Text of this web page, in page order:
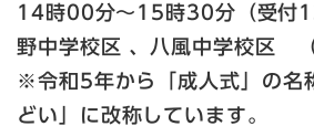
14時00分～15時30分（受付
野中学校区 、八風中学校区 （
※令和5年から「成人式」の名
どい」に改称しています。